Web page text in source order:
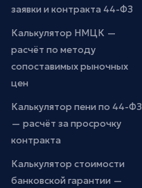
заявки и контракта 44-ФЗ
Калькулятор НМЦК —
расчёт по методу
сопоставимых рыночных
цен
Калькулятор пени по 44-ФЗ
— расчёт за просрочку
контракта
Калькулятор стоимости
банковской гарантии —